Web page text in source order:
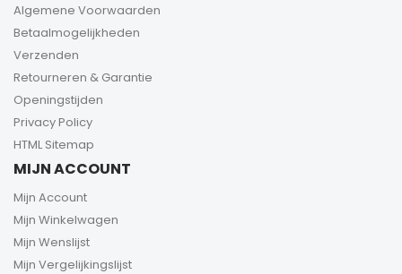
Algemene Voorwaarden
Betaalmogelijkheden
Verzenden
Retourneren & Garantie
Openingstijden
Privacy Policy
HTML Sitemap
MIJN ACCOUNT
Mijn Account
Mijn Winkelwagen
Mijn Wenslijst
Mijn Vergelijkingslijst